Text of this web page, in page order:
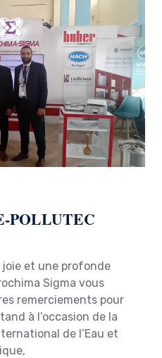
POLLUTEC
joie et une profonde
Sigma vous
remerciements pour
à l’occasion de la
de l’Eau et